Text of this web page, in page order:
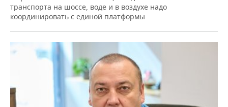
транспорта на шоссе, воде и в воздухе надо
координировать с единой платформы